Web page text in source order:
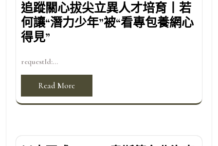
追蹤關心拔尖立異人才培育丨若
何讓“潛力少年”被“看專包養網心
得見”
requestId:...
Read More